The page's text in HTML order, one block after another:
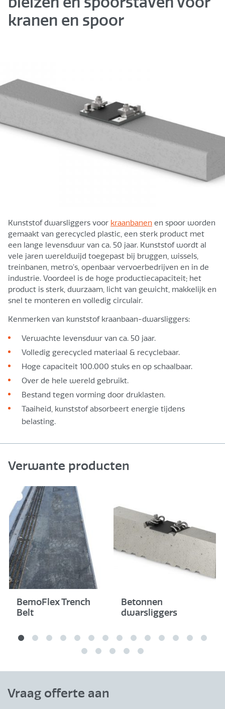
kranen en spoor
Kunststof dwarsliggers voor kraanbanen en spoor worden
gemaakt van gerecycled plastic, een sterk product met
een lange levensduur van ca. 50 jaar. Kunststof wordt al
vele jaren wereldwijd toegepast bij bruggen, wissels,
treinbanen, metro’s, openbaar vervoerbedrijven en in de
industrie. Voordeel is de hoge productiecapaciteit; het
product is sterk, duurzaam, licht van gewicht, makkelijk en
snel te monteren en volledig circulair.
Kenmerken van kunststof kraanbaan-dwarsliggers:
Verwachte levensduur van ca. 50 jaar.
Volledig gerecycled materiaal & recyclebaar.
Hoge capaciteit 100.000 stuks en op schaalbaar.
Over de hele wereld gebruikt.
Bestand tegen vorming door druklasten.
Taaiheid, kunststof absorbeert energie tijdens
belasting.
Verwante producten
BemoFlex Trench
Belt
Betonnen
dwarsliggers
Vraag offerte aan